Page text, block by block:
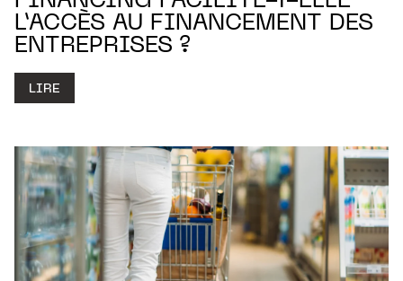
L’ACCÈS AU FINANCEMENT DES
ENTREPRISES ?
LIRE